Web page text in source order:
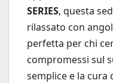
SERIES, questa
rilassato con
perfetta per chi
compromessi sul
semplice e la cura